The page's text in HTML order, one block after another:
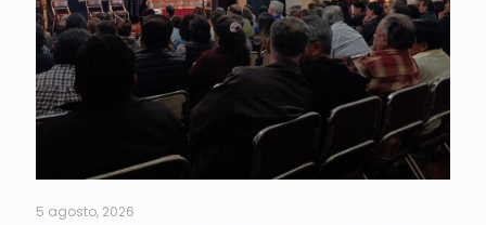
5 agosto, 2026